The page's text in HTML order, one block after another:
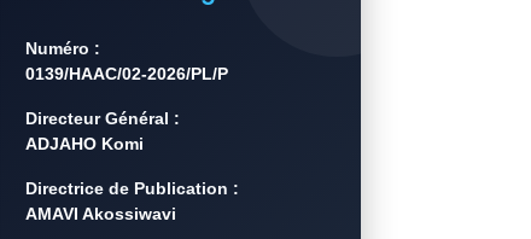
Numéro :
0139/HAAC/02-2026/PL/P
Directeur Général :
ADJAHO Komi
Directrice de Publication :
AMAVI Akossiwavi